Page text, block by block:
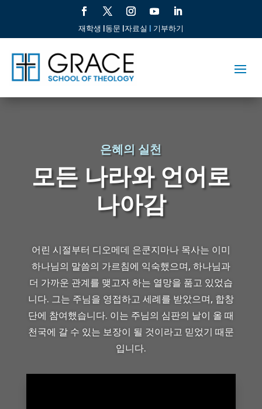
재학생 |동문 |자료실 | 기부하기
은혜의 실천
모든 나라와 언어로
나아감
어린 시절부터 디오메데 은쿤지마나 목사는 이미
하나님의 말씀의 가르침에 익숙했으며, 하나님과
더 가까운 관계를 맺고자 하는 열망을 품고 있었습
니다. 그는 주님을 영접하고 세례를 받았으며, 합창
단에 참여했습니다. 이는 주님의 심판의 날이 올 때
천국에 갈 수 있는 보장이 될 것이라고 믿었기 때문
입니다.